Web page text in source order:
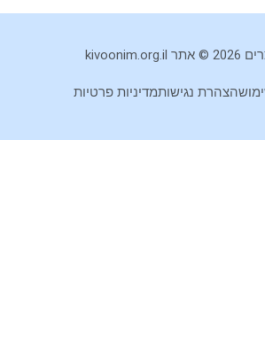
הצהרת נגישותמדיניות פרטיות